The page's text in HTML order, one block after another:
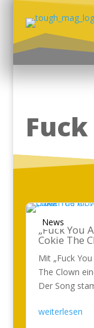
News
„Fuck You
Cokie The
Mit „Fuck
The Clown
Der Song
weiterlesen